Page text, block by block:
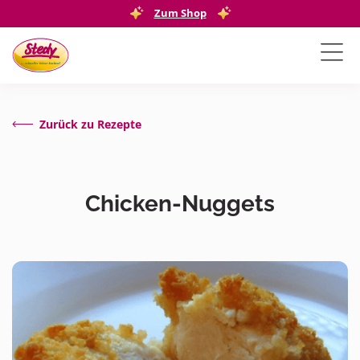
Zum Shop
Zurück zu Rezepte
Chicken-Nuggets